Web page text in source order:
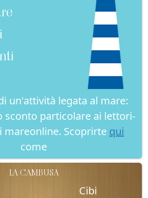
un'attività legata al mare:
sconto particolare ai lettori-
mareonline. Scoprirte qui
come
LA CAMBUSA
Cibi